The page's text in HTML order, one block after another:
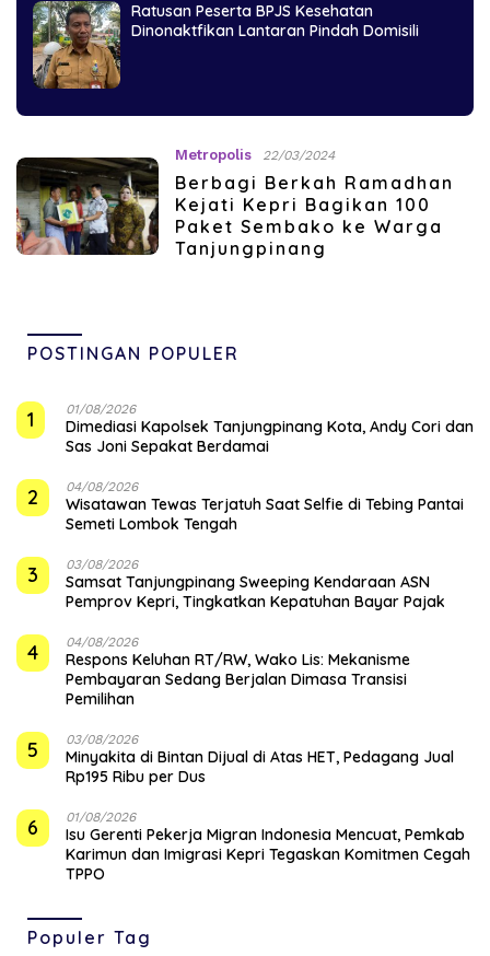
Ratusan Peserta BPJS Kesehatan
Dinonaktfikan Lantaran Pindah Domisili
Metropolis 22/03/2024
Berbagi Berkah Ramadhan
Kejati Kepri Bagikan 100
Paket Sembako ke Warga
Tanjungpinang
POSTINGAN POPULER
1 01/08/2026
Dimediasi Kapolsek Tanjungpinang Kota, Andy Cori dan
Sas Joni Sepakat Berdamai
2 04/08/2026
Wisatawan Tewas Terjatuh Saat Selfie di Tebing Pantai
Semeti Lombok Tengah
3 03/08/2026
Samsat Tanjungpinang Sweeping Kendaraan ASN
Pemprov Kepri, Tingkatkan Kepatuhan Bayar Pajak
4 04/08/2026
‎Respons Keluhan RT/RW, Wako Lis: Mekanisme
Pembayaran Sedang Berjalan Dimasa Transisi
Pemilihan
5 03/08/2026
Minyakita di Bintan Dijual di Atas HET, Pedagang Jual
Rp195 Ribu per Dus
6 01/08/2026
Isu Gerenti Pekerja Migran Indonesia Mencuat, Pemkab
Karimun dan Imigrasi Kepri Tegaskan Komitmen Cegah
TPPO
Populer Tag